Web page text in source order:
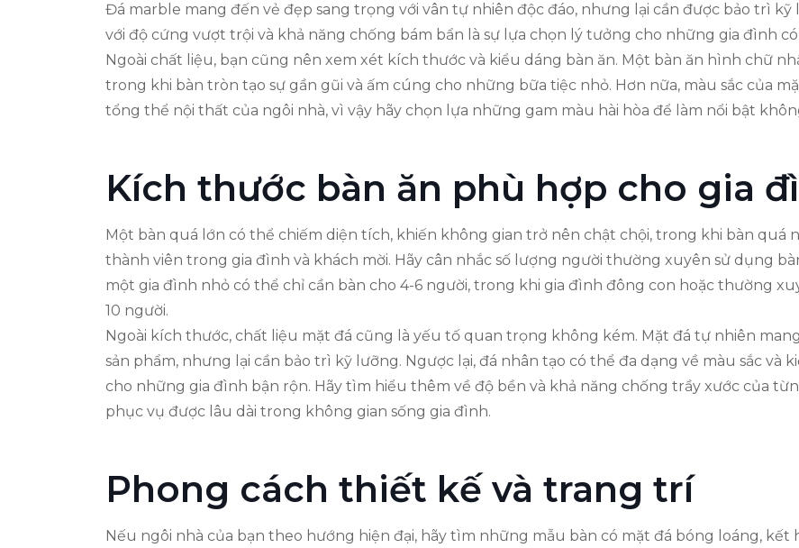
Đá marble mang đến vẻ đẹp sang trọng với vân tự nhiên độc đáo, nhưng lại cần được bảo trì
với độ cứng vượt trội và khả năng chống bám bẩn là sự lựa chọn lý tưởng cho những gia đình
Ngoài chất liệu, bạn cũng nên xem xét kích thước và kiểu dáng bàn ăn. Một bàn ăn hình chữ
trong khi bàn tròn tạo sự gần gũi và ấm cúng cho những bữa tiệc nhỏ. Hơn nữa, màu sắc của
tổng thể nội thất của ngôi nhà, vì vậy hãy chọn lựa những gam màu hài hòa để làm nổi bật
Kích thước bàn ăn phù hợp cho gia
Một bàn quá lớn có thể chiếm diện tích, khiến không gian trở nên chật chội, trong khi bàn quá
thành viên trong gia đình và khách mời. Hãy cân nhắc số lượng người thường xuyên sử dụng
một gia đình nhỏ có thể chỉ cần bàn cho 4-6 người, trong khi gia đình đông con hoặc thường
10 người.
Ngoài kích thước, chất liệu mặt đá cũng là yếu tố quan trọng không kém. Mặt đá tự nhiên
sản phẩm, nhưng lại cần bảo trì kỹ lưỡng. Ngược lại, đá nhân tạo có thể đa dạng về màu sắc và
cho những gia đình bận rộn. Hãy tìm hiểu thêm về độ bền và khả năng chống trầy xước của
phục vụ được lâu dài trong không gian sống gia đình.
Phong cách thiết kế và trang trí
Nếu ngôi nhà của bạn theo hướng hiện đại, hãy tìm những mẫu bàn có mặt đá bóng loáng, kết